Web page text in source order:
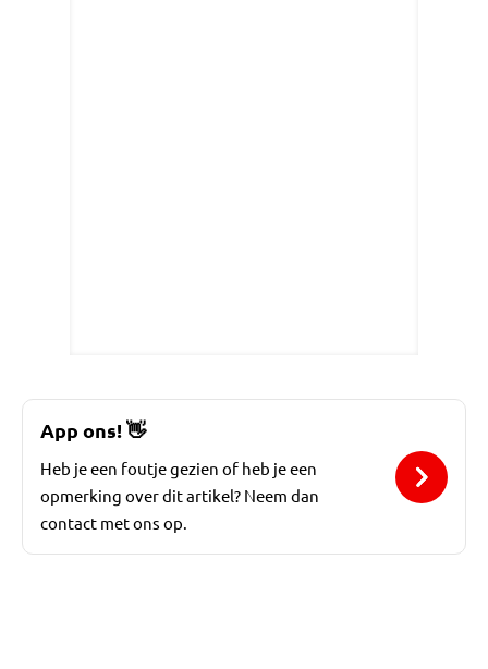
App ons!👋
Heb je een foutje gezien of heb je een
opmerking over dit artikel? Neem dan
contact met ons op.